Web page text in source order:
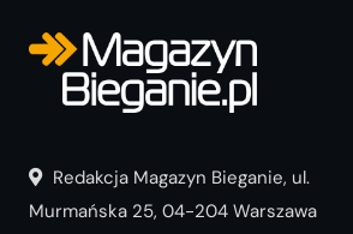
Redakcja Magazyn Bieganie, ul.
Murmańska 25, 04-204 Warszawa